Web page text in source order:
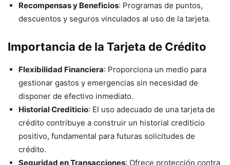
Recompensas y Beneficios: Programas de puntos,
descuentos y seguros vinculados al uso de la tarjeta.
Importancia de la Tarjeta de Crédito
Flexibilidad Financiera: Proporciona un medio para
gestionar gastos y emergencias sin necesidad de
disponer de efectivo inmediato.
Historial Crediticio: El uso adecuado de una tarjeta de
crédito contribuye a construir un historial crediticio
positivo, fundamental para futuras solicitudes de
crédito.
Seguridad en Transacciones: Ofrece protección contra